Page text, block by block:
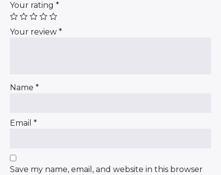
Your rating *
Your review *
Name *
Email *
Save my name, email, and website in this browser